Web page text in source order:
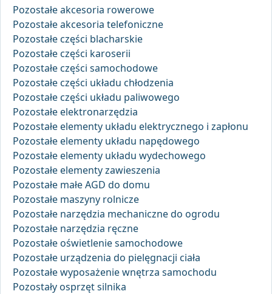
Pozostałe akcesoria rowerowe
Pozostałe akcesoria telefoniczne
Pozostałe części blacharskie
Pozostałe części karoserii
Pozostałe części samochodowe
Pozostałe części układu chłodzenia
Pozostałe części układu paliwowego
Pozostałe elektronarzędzia
Pozostałe elementy układu elektrycznego i zapłonu
Pozostałe elementy układu napędowego
Pozostałe elementy układu wydechowego
Pozostałe elementy zawieszenia
Pozostałe małe AGD do domu
Pozostałe maszyny rolnicze
Pozostałe narzędzia mechaniczne do ogrodu
Pozostałe narzędzia ręczne
Pozostałe oświetlenie samochodowe
Pozostałe urządzenia do pielęgnacji ciała
Pozostałe wyposażenie wnętrza samochodu
Pozostały osprzęt silnika